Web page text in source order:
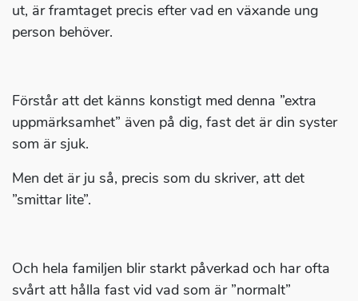
ut, är framtaget precis efter vad en växande ung
person behöver.
Förstår att det känns konstigt med denna ”extra
uppmärksamhet” även på dig, fast det är din syster
som är sjuk.
Men det är ju så, precis som du skriver, att det
”smittar lite”.
Och hela familjen blir starkt påverkad och har ofta
svårt att hålla fast vid vad som är ”normalt”